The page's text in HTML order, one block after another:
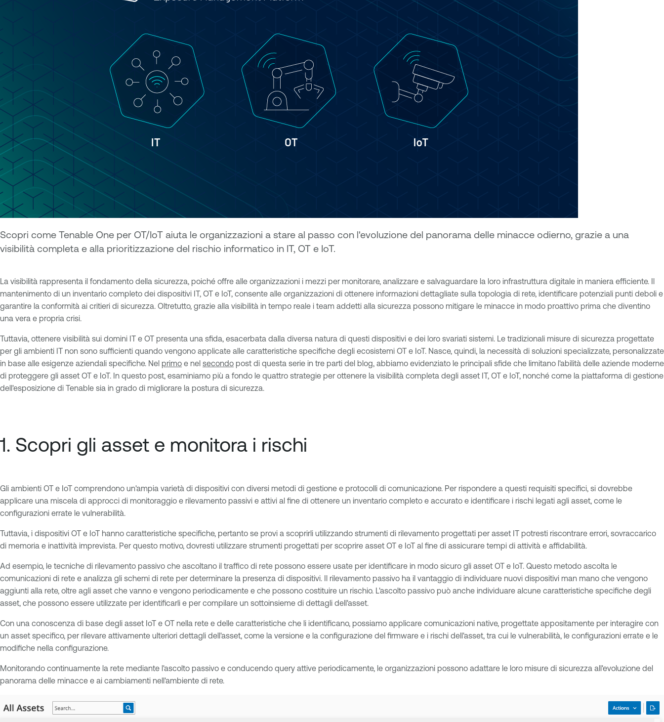
Scopri come Tenable One per OT/IoT aiuta le organizzazioni a stare al passo con l'evoluzione del panorama delle minacce odierno, grazie a una
visibilità completa e alla prioritizzazione del rischio informatico in IT, OT e IoT.
La visibilità rappresenta il fondamento della sicurezza, poiché offre alle organizzazioni i mezzi per monitorare, analizzare e salvaguardare la loro infrastruttura digitale in maniera efficiente. Il
mantenimento di un inventario completo dei dispositivi IT, OT e IoT, consente alle organizzazioni di ottenere informazioni dettagliate sulla topologia di rete, identificare potenziali punti deboli e
garantire la conformità ai critieri di sicurezza. Oltretutto, grazie alla visibilità in tempo reale i team addetti alla sicurezza possono mitigare le minacce in modo proattivo prima che diventino
una vera e propria crisi.
Tuttavia, ottenere visibilità sui domini IT e OT presenta una sfida, esacerbata dalla diversa natura di questi dispositivi e dei loro svariati sistemi. Le tradizionali misure di sicurezza progettate
per gli ambienti IT non sono sufficienti quando vengono applicate alle caratteristiche specifiche degli ecosistemi OT e IoT. Nasce, quindi, la necessità di soluzioni specializzate, personalizzate
in base alle esigenze aziendali specifiche. Nel primo e nel secondo post di questa serie in tre parti del blog, abbiamo evidenziato le principali sfide che limitano l'abilità delle aziende moderne
di proteggere gli asset OT e IoT. In questo post, esaminiamo più a fondo le quattro strategie per ottenere la visibilità completa degli asset IT, OT e IoT, nonché come la piattaforma di gestione
dell'esposizione di Tenable sia in grado di migliorare la postura di sicurezza.
1. Scopri gli asset e monitora i rischi
Gli ambienti OT e IoT comprendono un'ampia varietà di dispositivi con diversi metodi di gestione e protocolli di comunicazione. Per rispondere a questi requisiti specifici, si dovrebbe
applicare una miscela di approcci di monitoraggio e rilevamento passivi e attivi al fine di ottenere un inventario completo e accurato e identificare i rischi legati agli asset, come le
configurazioni errate le vulnerabilità.
Tuttavia, i dispositivi OT e IoT hanno caratteristiche specifiche, pertanto se provi a scoprirli utilizzando strumenti di rilevamento progettati per asset IT potresti riscontrare errori, sovraccarico
di memoria e inattività imprevista. Per questo motivo, dovresti utilizzare strumenti progettati per scoprire asset OT e IoT al fine di assicurare tempi di attività e affidabilità.
Ad esempio, le tecniche di rilevamento passivo che ascoltano il traffico di rete possono essere usate per identificare in modo sicuro gli asset OT e IoT. Questo metodo ascolta le
comunicazioni di rete e analizza gli schemi di rete per determinare la presenza di dispositivi. Il rilevamento passivo ha il vantaggio di individuare nuovi dispositivi man mano che vengono
aggiunti alla rete, oltre agli asset che vanno e vengono periodicamente e che possono costituire un rischio. L'ascolto passivo può anche individuare alcune caratteristiche specifiche degli
asset, che possono essere utilizzate per identificarli e per compilare un sottoinsieme di dettagli dell'asset.
Con una conoscenza di base degli asset IoT e OT nella rete e delle caratteristiche che li identificano, possiamo applicare comunicazioni native, progettate appositamente per interagire con
un asset specifico, per rilevare attivamente ulteriori dettagli dell'asset, come la versione e la configurazione del firmware e i rischi dell'asset, tra cui le vulnerabilità, le configurazioni errate e le
modifiche nella configurazione.
Monitorando continuamente la rete mediante l'ascolto passivo e conducendo query attive periodicamente, le organizzazioni possono adattare le loro misure di sicurezza all'evoluzione del
panorama delle minacce e ai cambiamenti nell'ambiente di rete.